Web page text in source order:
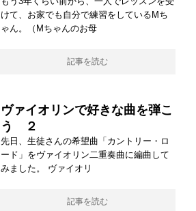
けて、お家でも自分で練習をしているMち
ゃん。（Mちゃんのお母
記事を読む
ヴァイオリンで好きな曲を弾こ
う ２
先日、生徒さんの希望曲「カントリー・ロ
ード」をヴァイオリン二重奏曲に編曲して
みました。 ヴァイオリ
記事を読む